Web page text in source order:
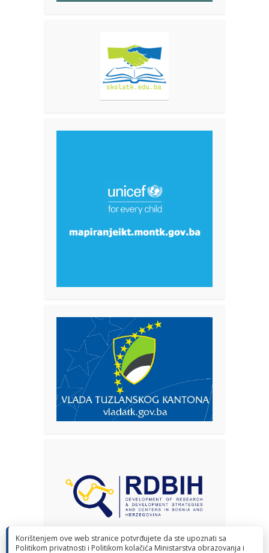
Korištenjem ove web stranice potvrđujete da ste upoznati sa
Politikom privatnosti i Politikom kolačića Ministarstva obrazovanja i